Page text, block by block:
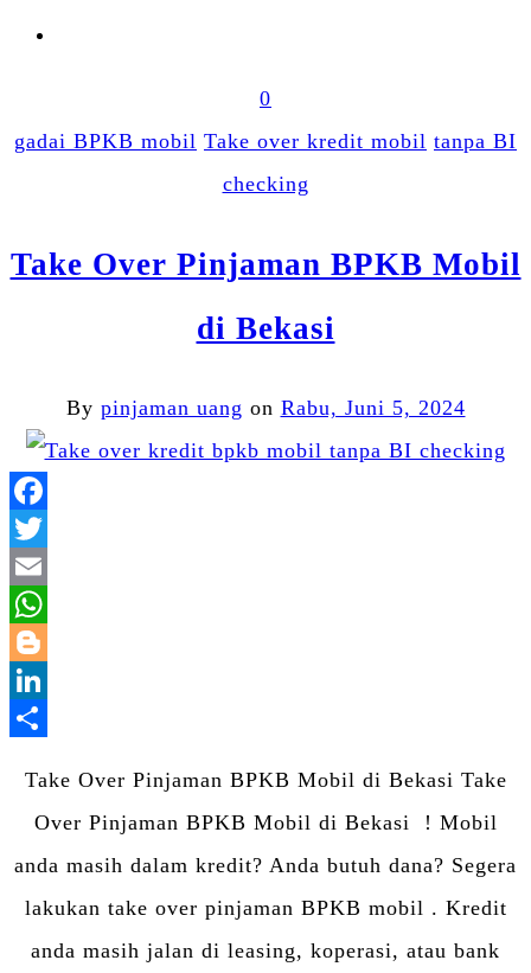
0
gadai BPKB mobil Take over kredit mobil tanpa BI
checking
Take Over Pinjaman BPKB Mobil
di Bekasi
By pinjaman uang on Rabu, Juni 5, 2024
Take Over Pinjaman BPKB Mobil di Bekasi Take
Over Pinjaman BPKB Mobil di Bekasi ! Mobil
anda masih dalam kredit? Anda butuh dana? Segera
lakukan take over pinjaman BPKB mobil . Kredit
anda masih jalan di leasing, koperasi, atau bank